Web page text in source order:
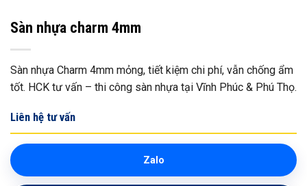
Sàn nhựa charm 4mm
Sàn nhựa Charm 4mm mỏng, tiết kiệm chi phí, vẫn chống ẩm
tốt. HCK tư vấn – thi công sàn nhựa tại Vĩnh Phúc & Phú Thọ.
Liên hệ tư vấn
Zalo